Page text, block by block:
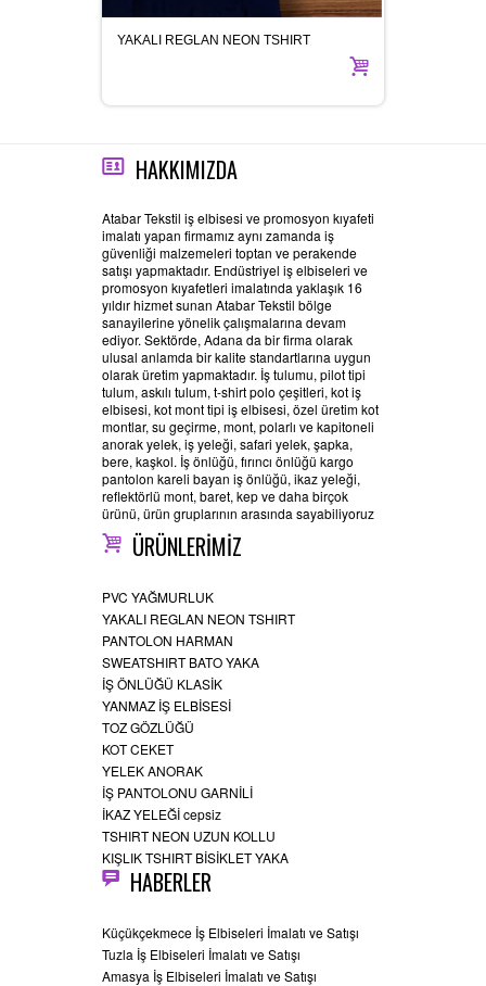
YAKALI REGLAN NEON TSHIRT
HAKKIMIZDA
Atabar Tekstil iş elbisesi ve promosyon kıyafeti
imalatı yapan firmamız aynı zamanda iş
güvenliği malzemeleri toptan ve perakende
satışı yapmaktadır. Endüstriyel iş elbiseleri ve
promosyon kıyafetleri imalatında yaklaşık 16
yıldır hizmet sunan Atabar Tekstil bölge
sanayilerine yönelik çalışmalarına devam
ediyor. Sektörde, Adana da bir firma olarak
ulusal anlamda bir kalite standartlarına uygun
olarak üretim yapmaktadır. İş tulumu, pilot tipi
tulum, askılı tulum, t-shirt polo çeşitleri, kot iş
elbisesi, kot mont tipi iş elbisesi, özel üretim kot
montlar, su geçirme, mont, polarlı ve kapitoneli
anorak yelek, iş yeleği, safari yelek, şapka,
bere, kaşkol. İş önlüğü, fırıncı önlüğü kargo
pantolon kareli bayan iş önlüğü, ikaz yeleği,
reflektörlü mont, baret, kep ve daha birçok
ürünü, ürün gruplarının arasında sayabiliyoruz
ÜRÜNLERİMİZ
PVC YAĞMURLUK
YAKALI REGLAN NEON TSHIRT
PANTOLON HARMAN
SWEATSHIRT BATO YAKA
İŞ ÖNLÜĞÜ KLASİK
YANMAZ İŞ ELBİSESİ
TOZ GÖZLÜĞÜ
KOT CEKET
YELEK ANORAK
İŞ PANTOLONU GARNİLİ
İKAZ YELEĞİ cepsiz
TSHIRT NEON UZUN KOLLU
KIŞLIK TSHIRT BİSİKLET YAKA
HABERLER
Küçükçekmece İş Elbiseleri İmalatı ve Satışı
Tuzla İş Elbiseleri İmalatı ve Satışı
Amasya İş Elbiseleri İmalatı ve Satışı